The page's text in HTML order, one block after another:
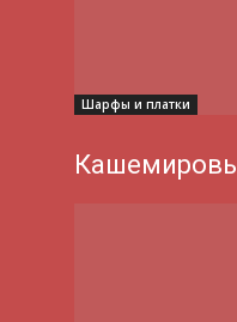
Шарфы и платки